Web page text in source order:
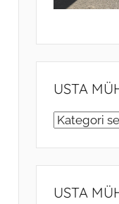
USTA
USTA
USTA